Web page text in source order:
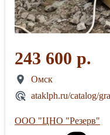
243 600 р.
Омск
ataklph.ru/catalog/
ООО "ЦНО "Резерв"